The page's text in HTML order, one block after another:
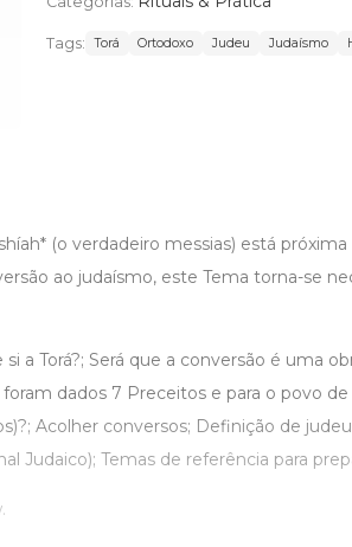
Tags: Torá Ortodoxo Judeu Judaísmo
(o verdadeiro messias) está próxima
ao judaísmo, este Tema torna-se
a Torá?; Será que a conversão é uma
dados 7 Preceitos e para o povo de
Acolher conversos; Definição de
Judaico); Temas de referência para